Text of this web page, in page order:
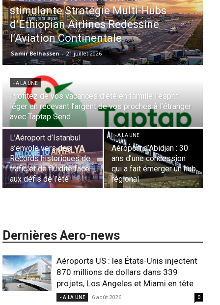
injectent 870 millions de dollars
dans 339 projets, Los Angeles et
Miami en tête
Samir Belhassen - 6 août 2026
- A LA UNE
Aérien & Stratégie : Comment Royal Air Maroc fait de
la diaspora européenne le moteur de son hub de
Casablanca
- A LA UNE
Sécurité des frontières
aériennes en Afrique :
L’appel urgent à
l’harmonisation globale
- A LA UNE
Nominations : Sadri
Essid à la tête de la
Représentation d’Air
France en Tunisie et
Lionel Rault aux
commandes de la région
ANSCO
Dernières Aero-news
Aéroports US : les États-Unis injectent
870 millions de dollars dans 339
projets, Los Angeles et Miami en tête
- A LA UNE 6 août 2026 0